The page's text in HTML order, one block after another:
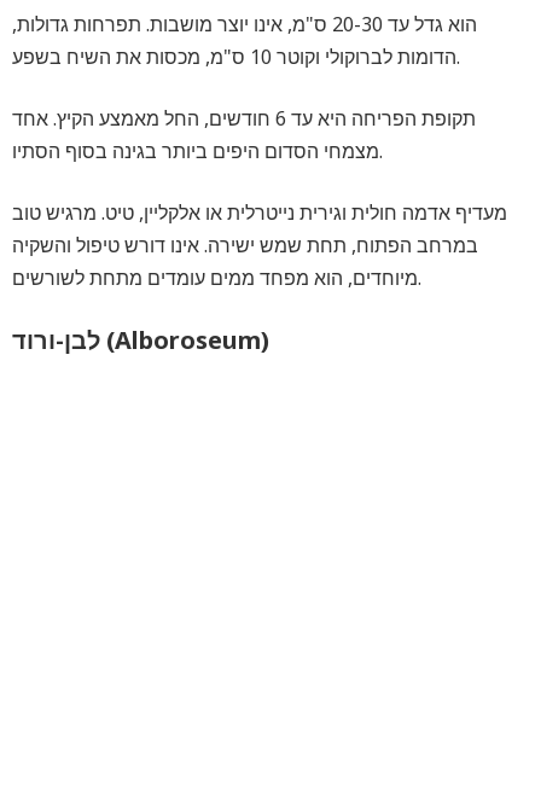
הוא גדל עד 20-30 ס"מ, אינו יוצר מושבות. תפרחות גדולות,
הדומות לברוקולי וקוטר 10 ס"מ, מכסות את השיח בשפע.
תקופת הפריחה היא עד 6 חודשים, החל מאמצע הקיץ. אחד
מצמחי הסדום היפים ביותר בגינה בסוף הסתיו.
מעדיף אדמה חולית וגירית נייטרלית או אלקליין, טיט. מרגיש טוב
במרחב הפתוח, תחת שמש ישירה. אינו דורש טיפול והשקיה
מיוחדים, הוא מפחד ממים עומדים מתחת לשורשים.
לבן-ורוד (Alboroseum)